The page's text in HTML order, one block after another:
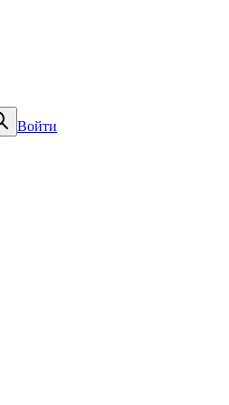
Войти